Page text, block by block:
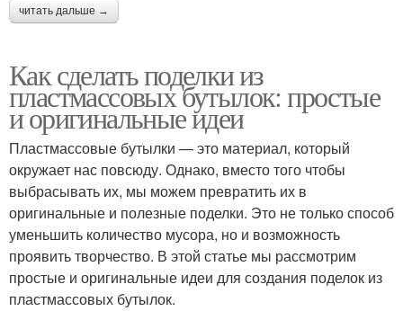
читать дальше →
Как сделать поделки из
пластмассовых бутылок: простые
и оригинальные идеи
Пластмассовые бутылки — это материал, который
окружает нас повсюду. Однако, вместо того чтобы
выбрасывать их, мы можем превратить их в
оригинальные и полезные поделки. Это не только способ
уменьшить количество мусора, но и возможность
проявить творчество. В этой статье мы рассмотрим
простые и оригинальные идеи для создания поделок из
пластмассовых бутылок.